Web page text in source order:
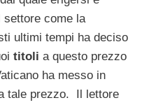
settore come la
ultimi tempi ha deciso
titoli a questo prezzo
ha messo in
tale prezzo. Il lettore